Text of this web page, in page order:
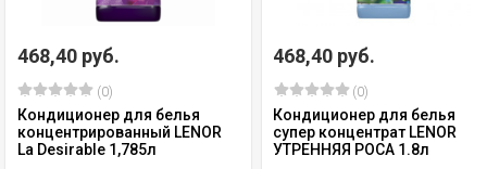
468,40 руб.
(0)
Кондиционер для белья
концентрированный LENOR
La Desirable 1,785л
468,40 руб.
(0)
Кондиционер для белья
супер концентрат LENOR
УТРЕННЯЯ РОСА 1.8л